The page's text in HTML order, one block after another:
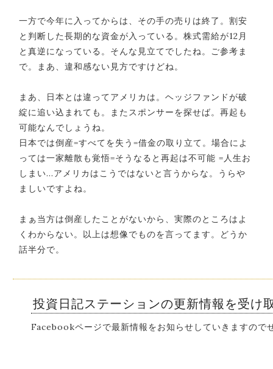
一方で今年に入ってからは、その手の売りは終了。割安
と判断した長期的な資金が入っている。株式需給が12月
と真逆になっている。そんな見立てでしたね。ご参考ま
で。まあ、違和感ない見方ですけどね。
まあ、日本とは違ってアメリカは。ヘッジファンドが破
綻に追い込まれても。またスポンサーを探せば。再起も
可能なんでしょうね。
日本では倒産=すべてを失う=借金の取り立て。場合によ
っては一家離散も覚悟=そうなると再起は不可能 =人生お
しまい…アメリカはこうではないと言うからな。うらや
ましいですよね。
まぁ当方は倒産したことがないから、実際のところはよ
くわからない。以上は想像でものを言ってます。どうか
話半分で。
投資日記ステーションの更新情報を受け
Facebookページで最新情報をお知らせしていきますので